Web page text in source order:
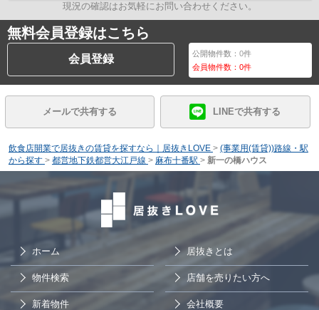
現況の確認はお気軽にお問い合わせください。
無料会員登録はこちら
会員登録 公開物件数：0件
会員物件数：0件
メールで共有する LINEで共有する
飲食店開業で居抜きの賃貸を探すなら｜居抜きLOVE > (事業用(賃貸))路線・駅
から探す > 都営地下鉄都営大江戸線 > 麻布十番駅 > 新一の橋ハウス
ホーム 居抜きとは
物件検索 店舗を売りたい方へ
新着物件 会社概要